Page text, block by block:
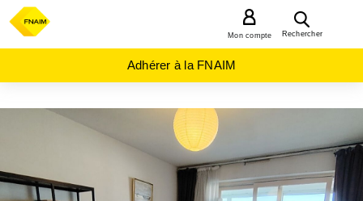
Rechercher
Mon compte
Adhérer à la FNAIM
LA-
LOIRE